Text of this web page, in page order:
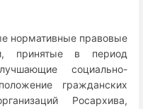
нормативные правовые
принятые в период
социально-
гражданских
Росархива,